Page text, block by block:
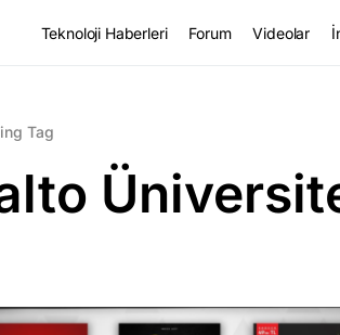
Teknoloji Haberleri Forum Videolar
Tag